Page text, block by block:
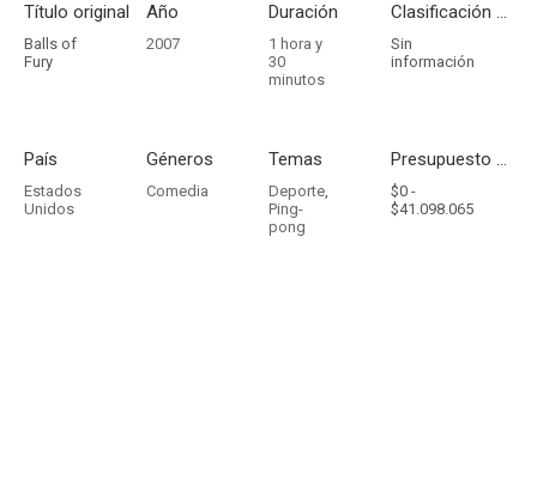
Título original
Balls of
Fury
Año
2007
Duración
1 hora y
30
minutos
Clasificación por edades
Sin
información
País
Estados
Unidos
Géneros
Comedia
Temas
Deporte,
Ping-
pong
Presupuesto - Ingresos
$0 -
$41.098.065